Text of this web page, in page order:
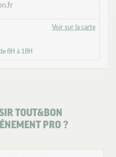
Voir sur la carte
8H à 18H
TOUT&BON
PRO ?